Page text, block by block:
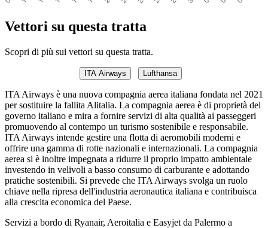
Vettori su questa tratta
Scopri di più sui vettori su questa tratta.
ITA Airways Lufthansa
ITA Airways è una nuova compagnia aerea italiana fondata nel 2021
per sostituire la fallita Alitalia. La compagnia aerea è di proprietà del
governo italiano e mira a fornire servizi di alta qualità ai passeggeri
promuovendo al contempo un turismo sostenibile e responsabile.
ITA Airways intende gestire una flotta di aeromobili moderni e
offrire una gamma di rotte nazionali e internazionali. La compagnia
aerea si è inoltre impegnata a ridurre il proprio impatto ambientale
investendo in velivoli a basso consumo di carburante e adottando
pratiche sostenibili. Si prevede che ITA Airways svolga un ruolo
chiave nella ripresa dell'industria aeronautica italiana e contribuisca
alla crescita economica del Paese.
Servizi a bordo di Ryanair, Aeroitalia e Easyjet da Palermo a